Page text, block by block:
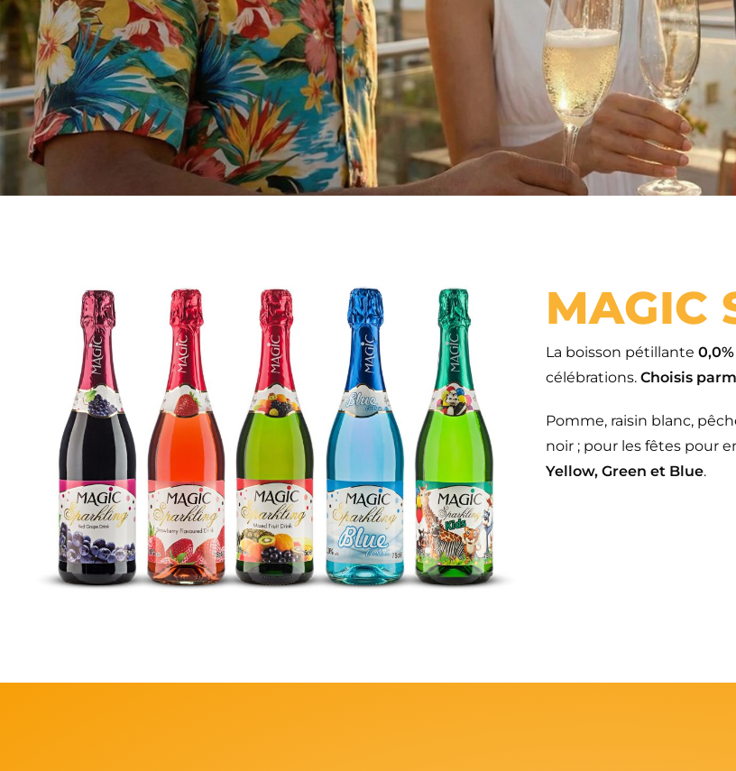
MAGIC
La boisson pétillante
célébrations. Choisis
Pomme, raisin blanc,
noir ; pour les fêtes pour
Yellow, Green et Blue.